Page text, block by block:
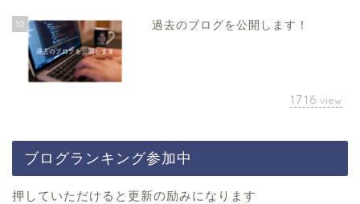
10 過去のブログを公開します！
1716 view
ブログランキング参加中
押していただけると更新の励みになります